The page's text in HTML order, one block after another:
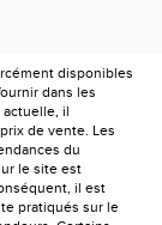
disponibles
dans les
il
de vente. Les
du
le site est
il est
pratiqués sur le